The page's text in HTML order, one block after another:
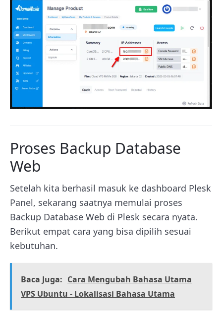
Proses Backup Database
Web
Setelah kita berhasil masuk ke dashboard Plesk
Panel, sekarang saatnya memulai proses
Backup Database Web di Plesk secara nyata.
Berikut empat cara yang bisa dipilih sesuai
kebutuhan.
Baca Juga: Cara Mengubah Bahasa Utama
VPS Ubuntu - Lokalisasi Bahasa Utama